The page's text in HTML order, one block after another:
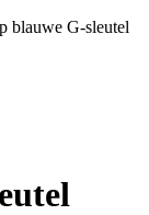
blauwe G-sleutel